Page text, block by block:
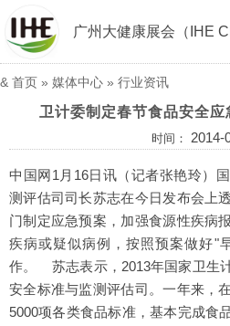
广州大健康展会（IHE
& 首页 » 媒体中心 » 行业资讯
卫计委制定春节食品安全
时间： 2014-
中国网1月16日讯（记者张艳玲）
测评估司司长苏志在今日发布会上
门制定应急预案，加强食源性疾病
疾病或疑似病例，按照预案做好"
作。 苏志表示，2013年国家卫生
安全标准与监测评估司。一年来，
5000项各类食品标准，基本完成食